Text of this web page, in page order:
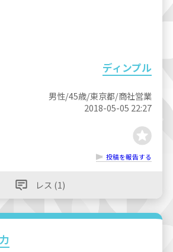
ディンプル
男性/45歳/東京都/商社営業
2018-05-05 22:27
投稿を報告する
レス (1)